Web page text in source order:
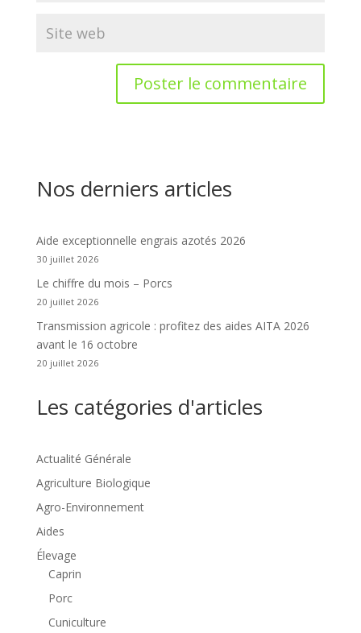
Nos derniers articles
Aide exceptionnelle engrais azotés 2026
30 juillet 2026
Le chiffre du mois – Porcs
20 juillet 2026
Transmission agricole : profitez des aides AITA 2026
avant le 16 octobre
20 juillet 2026
Les catégories d'articles
Actualité Générale
Agriculture Biologique
Agro-Environnement
Aides
Élevage
Caprin
Porc
Cuniculture